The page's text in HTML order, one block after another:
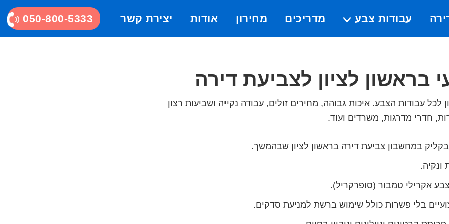
עבודות צבע Submenu
מדריכים מחירון אודות יצירת קשר 050-800-5333
בראשון לציון לצביעת דירה
לכל עבודות הצבע. איכות גבוהה, מחירים זולים, עבודה נקייה ושביעות רצון
חדרי מדרגות, משרדים ועוד.
במחשבון צביעת דירה בראשון לציון שבהמשך.
ונקיה.
אקרילי טמבור (סופרקריל).
בלי פשרות כולל שימוש ברשת למניעת סדקים.